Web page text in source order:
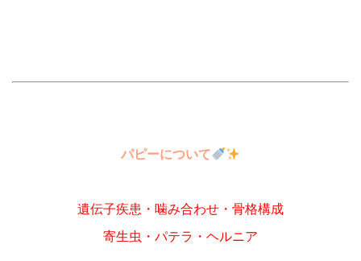
パピーについて
遺伝子疾患・噛み合わせ・骨格構成
寄生虫・パテラ・ヘルニア